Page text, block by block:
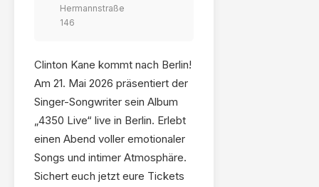
Hermannstraße
146
Clinton Kane kommt nach Berlin!
Am 21. Mai 2026 präsentiert der
Singer-Songwriter sein Album
„4350 Live“ live in Berlin. Erlebt
einen Abend voller emotionaler
Songs und intimer Atmosphäre.
Sichert euch jetzt eure Tickets